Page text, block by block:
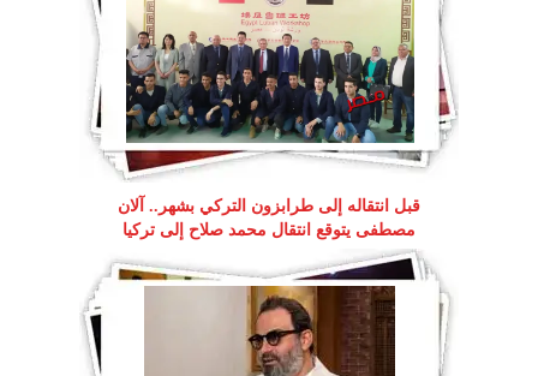
قبل انتقاله إلى طرابزون التركي بشهر.. آلان
مصطفى يتوقع انتقال محمد صلاح إلى تركيا